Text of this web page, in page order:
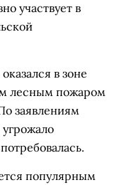
участвует в
в зоне
лесным пожаром
заявлениям
популярным